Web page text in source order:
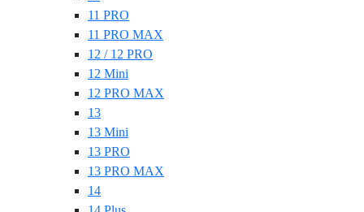
11 PRO
11 PRO MAX
12 / 12 PRO
12 Mini
12 PRO MAX
13
13 Mini
13 PRO
13 PRO MAX
14